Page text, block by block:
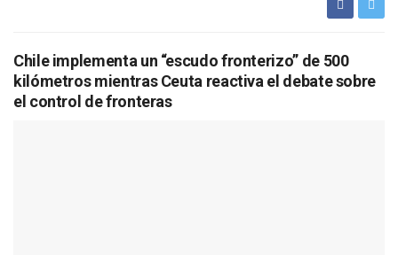
Chile implementa un “escudo fronterizo” de 500
kilómetros mientras Ceuta reactiva el debate sobre
el control de fronteras